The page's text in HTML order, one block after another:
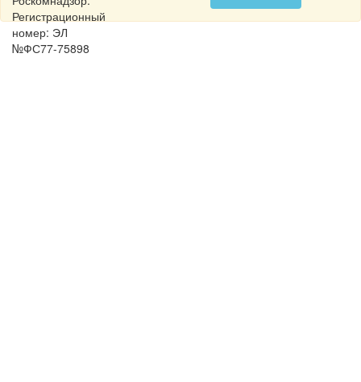
Регистрационный
номер: ЭЛ
№ФС77-75898